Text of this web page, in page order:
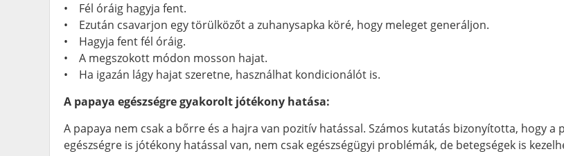
• Fél óráig hagyja fent.
• Ezután csavarjon egy törülközőt a zuhanysapka köré, hogy meleget generáljon.
• Hagyja fent fél óráig.
• A megszokott módon mosson hajat.
• Ha igazán lágy hajat szeretne, használhat kondicionálót is.
A papaya egészségre gyakorolt jótékony hatása:
A papaya nem csak a bőrre és a hajra van pozitív hatással. Számos kutatás bizonyította, hogy a
egészségre is jótékony hatással van, nem csak egészségügyi problémák, de betegségek is